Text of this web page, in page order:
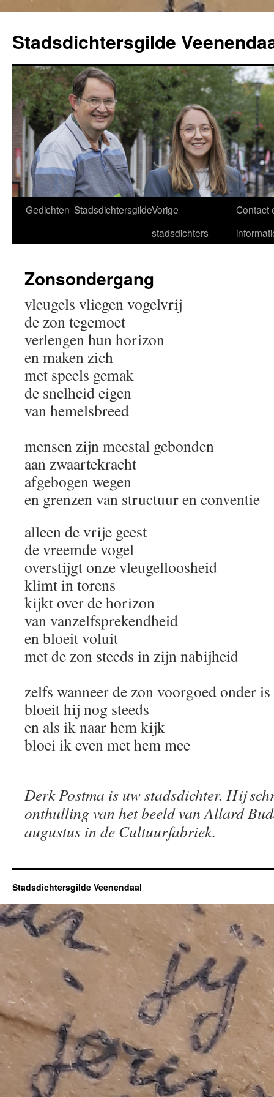
de
inhoud
Stadsdichtersgilde
Gedichten StadsdichtersgildeVorige
stadsdichters
Contact
Zonsondergang
vleugels vliegen vogelvrij
de zon tegemoet
verlengen hun horizon
en maken zich
met speels gemak
de snelheid eigen
van hemelsbreed
mensen zijn meestal gebonden
aan zwaartekracht
afgebogen wegen
en grenzen van structuur en conventie
alleen de vrije geest
de vreemde vogel
overstijgt onze vleugelloosheid
klimt in torens
kijkt over de horizon
van vanzelfsprekendheid
en bloeit voluit
met de zon steeds in zijn nabijheid
zelfs wanneer de zon voorgoed onder is
bloeit hij nog steeds
en als ik naar hem kijk
bloei ik even met hem mee
Derk Postma is uw stadsdichter. Hij
onthulling van het beeld van Allard
augustus in de Cultuurfabriek.
Stadsdichtersgilde Veenendaal